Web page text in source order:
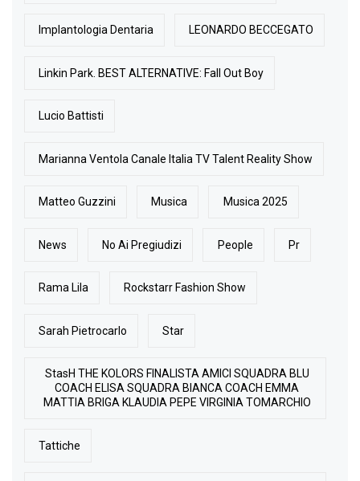
Implantologia Dentaria LEONARDO BECCEGATO
Linkin Park. BEST ALTERNATIVE: Fall Out Boy
Lucio Battisti
Marianna Ventola Canale Italia TV Talent Reality Show
Matteo Guzzini Musica Musica 2025
News No Ai Pregiudizi People Pr
Rama Lila Rockstarr Fashion Show
Sarah Pietrocarlo Star
StasH THE KOLORS FINALISTA AMICI SQUADRA BLU
COACH ELISA SQUADRA BIANCA COACH EMMA
MATTIA BRIGA KLAUDIA PEPE VIRGINIA TOMARCHIO
Tattiche